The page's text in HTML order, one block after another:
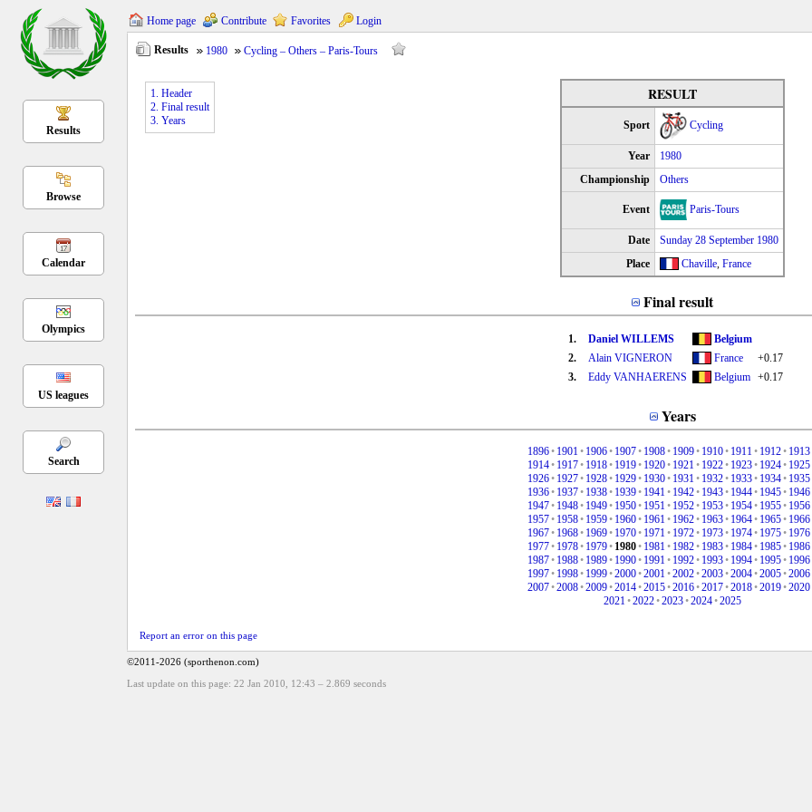
Results
Browse
Calendar
Olympics
US leagues
Search
Home page Contribute Favorites Login
Results 1980 Cycling – Others – Paris-Tours
RESULT
Sport Cycling
Year
1980
Championship
Others
Event Paris-Tours
Date
Sunday 28 September 1980
Place
Chaville, France
Final result
1. Daniel WILLEMS
Belgium
2.
Alain VIGNERON France
+0.17
3.
Eddy VANHAERENS Belgium +0.17
Years
1896• 1901• 1906• 1907• 1908• 1909• 1910• 1911• 1912• 1913
1914• 1917• 1918• 1919• 1920• 1921• 1922• 1923• 1924• 1925
1926• 1927• 1928• 1929• 1930• 1931• 1932• 1933• 1934• 1935
1936• 1937• 1938• 1939• 1941• 1942• 1943• 1944• 1945• 1946
1947• 1948• 1949• 1950• 1951• 1952• 1953• 1954• 1955• 1956
1957• 1958• 1959• 1960• 1961• 1962• 1963• 1964• 1965• 1966
1967• 1968• 1969• 1970• 1971• 1972• 1973• 1974• 1975• 1976
1977• 1978• 1979• 1980• 1981• 1982• 1983• 1984• 1985• 1986
1987• 1988• 1989• 1990• 1991• 1992• 1993• 1994• 1995• 1996
1997• 1998• 1999•2000•2001•2002•2003•2004•2005•2006
2007•2008•2009•2014•2015•2016•2017•2018•2019•2020
2021•2022•2023•2024•2025
1. Header
2. Final result
3. Years
Report an error on this page
©2011-2026 (sporthenon.com)
Last update on this page: 22 Jan 2010, 12:43 – 2.869 seconds